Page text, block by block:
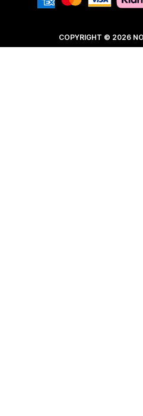
COPYRIGHT © 2026